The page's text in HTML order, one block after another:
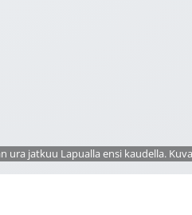
ura jatkuu Lapualla ensi kaudella.